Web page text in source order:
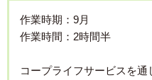
作業時期：9月
作業時間：2時間半
コープライフサービスを通